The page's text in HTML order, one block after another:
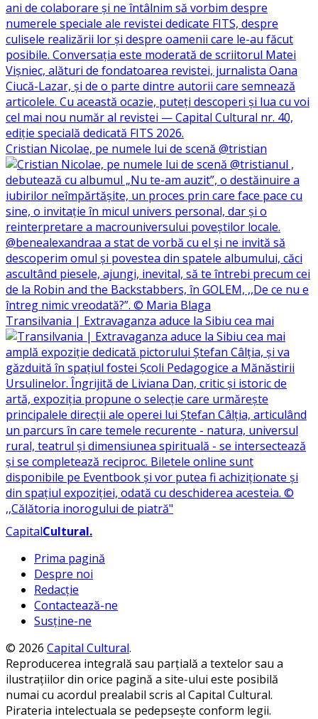
Cristian Nicolae, pe numele lui de scenă @tristian
Transilvania | Extravaganza aduce la Sibiu cea mai
CapitalCultural.
Prima pagină
Despre noi
Redacție
Contactează-ne
Susține-ne
© 2026 Capital Cultural.
Reproducerea integrală sau parțială a textelor sau a
ilustrațiilor din orice pagină a site-ului este posibilă
numai cu acordul prealabil scris al Capital Cultural.
Pirateria intelectuala se pedepsește conform legii.